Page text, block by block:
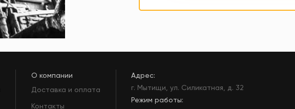
О компании
Доставка и оплата
Контакты
Адрес:
г. Мытищи, ул. Силикатная, д. 32
Режим работы: